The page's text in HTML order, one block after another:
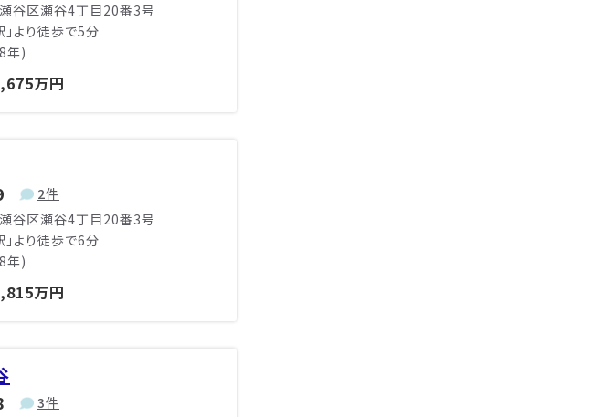
谷区瀬谷4丁目20番3号
より徒歩で5分
年)
万円
2件
谷区瀬谷4丁目20番3号
より徒歩で6分
年)
万円
3件